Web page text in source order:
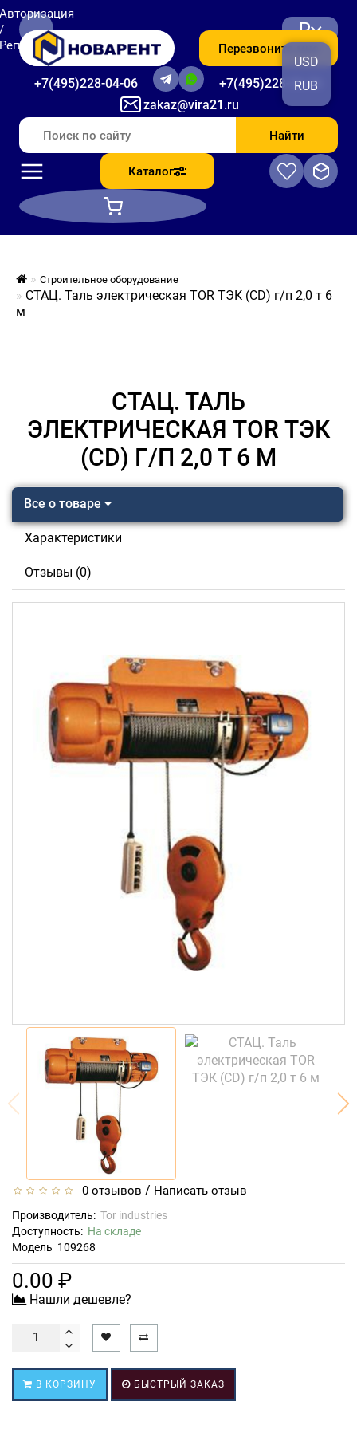
zakaz@vira21.ru
+7(495)228-04-06 +7(495)228-06-56
Перезвоните мне
₽
USD
RUB
Найти
Каталог
Строительное оборудование
СТАЦ. Таль электрическая TOR ТЭК (CD) г/п 2,0 т 6
м
СТАЦ. ТАЛЬ
ЭЛЕКТРИЧЕСКАЯ TOR ТЭК
(CD) Г/П 2,0 Т 6 М
Все о товаре
Характеристики
Отзывы (0)
0 отзывов / Написать отзыв
Производитель: Tor industries
Доступность: На складе
Модель 109268
0.00 ₽
Нашли дешевле?
В КОРЗИНУ БЫСТРЫЙ ЗАКАЗ